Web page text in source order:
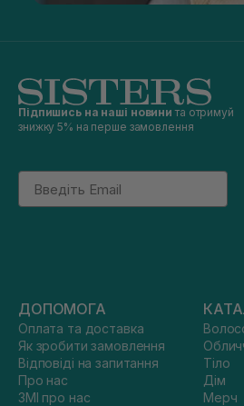
Підпишись на наші новини та отримуй
знижку 5% на перше замовлення
Email
ДОПОМОГА
Оплата та доставка
Як зробити замовлення
Відповіді на запитання
Про нас
ЗМІ про нас
Тіло
Дім
Мерч